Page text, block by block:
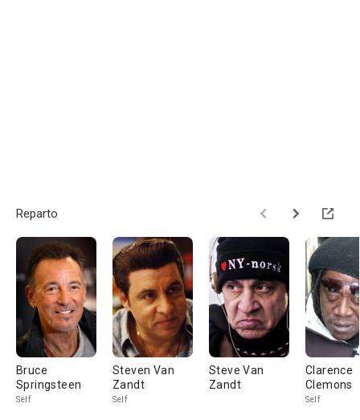
Reparto
Bruce
Springsteen
Self
Steven Van
Zandt
Self
Steve Van
Zandt
Clarence
Clemons
Self